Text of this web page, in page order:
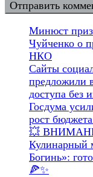
Минюст
Чуйченко о
НКО
Сайты
предложили
доступа без
Госдума
рост
💥
Кулинарный
Богинь»:
🍕✨